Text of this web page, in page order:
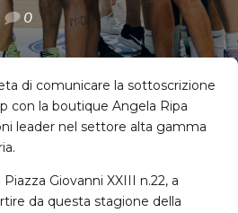
0
di comunicare la sottoscrizione
con la boutique Angela Ripa
leader nel settore alta gamma
Giovanni XXIII n.22, a
da questa stagione della